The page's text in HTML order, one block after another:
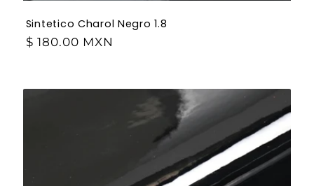
Sintetico Charol Negro 1.8
$ 180.00 MXN